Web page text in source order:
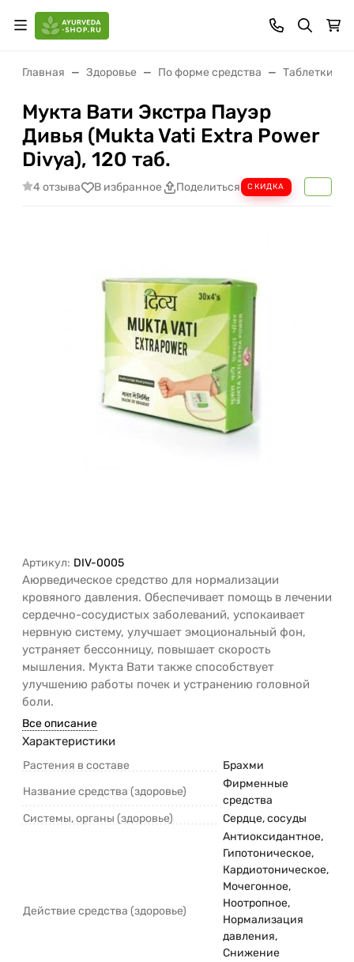
Главная Здоровье По форме средства Таблетки
Мукта Вати Экстра Пауэр
Дивья (Mukta Vati Extra Power
Divya), 120 таб.
4 отзыва В избранное Поделиться СКИДКА
Артикул: DIV-0005
Аюрведическое средство для нормализации
кровяного давления. Обеспечивает помощь в лечении
сердечно-сосудистых заболеваний, успокаивает
нервную систему, улучшает эмоциональный фон,
устраняет бессонницу, повышает скорость
мышления. Мукта Вати также способствует
улучшению работы почек и устранению головной
боли.
Все описание
Характеристики
Растения в составе
Брахми
Название средства (здоровье)
Фирменные
средства
Системы, органы (здоровье)
Сердце, сосуды
Действие средства (здоровье)
Антиоксидантное,
Гипотоническое,
Кардиотоническое,
Мочегонное,
Ноотропное,
Нормализация
давления,
Снижение